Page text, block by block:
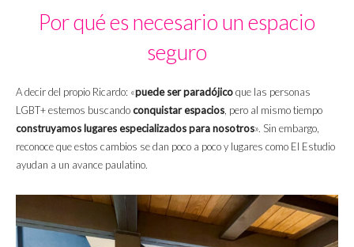
Por qué es necesario un espacio
seguro
A decir del propio Ricardo: «puede ser paradójicoque las personas
LGBT+ estemos buscandoconquistar espacios, pero al mismo tiempo
construyamos lugares especializados para nosotros». Sin embargo,
reconoce que estos cambios se dan poco a poco y lugares como El Estudio
ayudan a un avance paulatino.